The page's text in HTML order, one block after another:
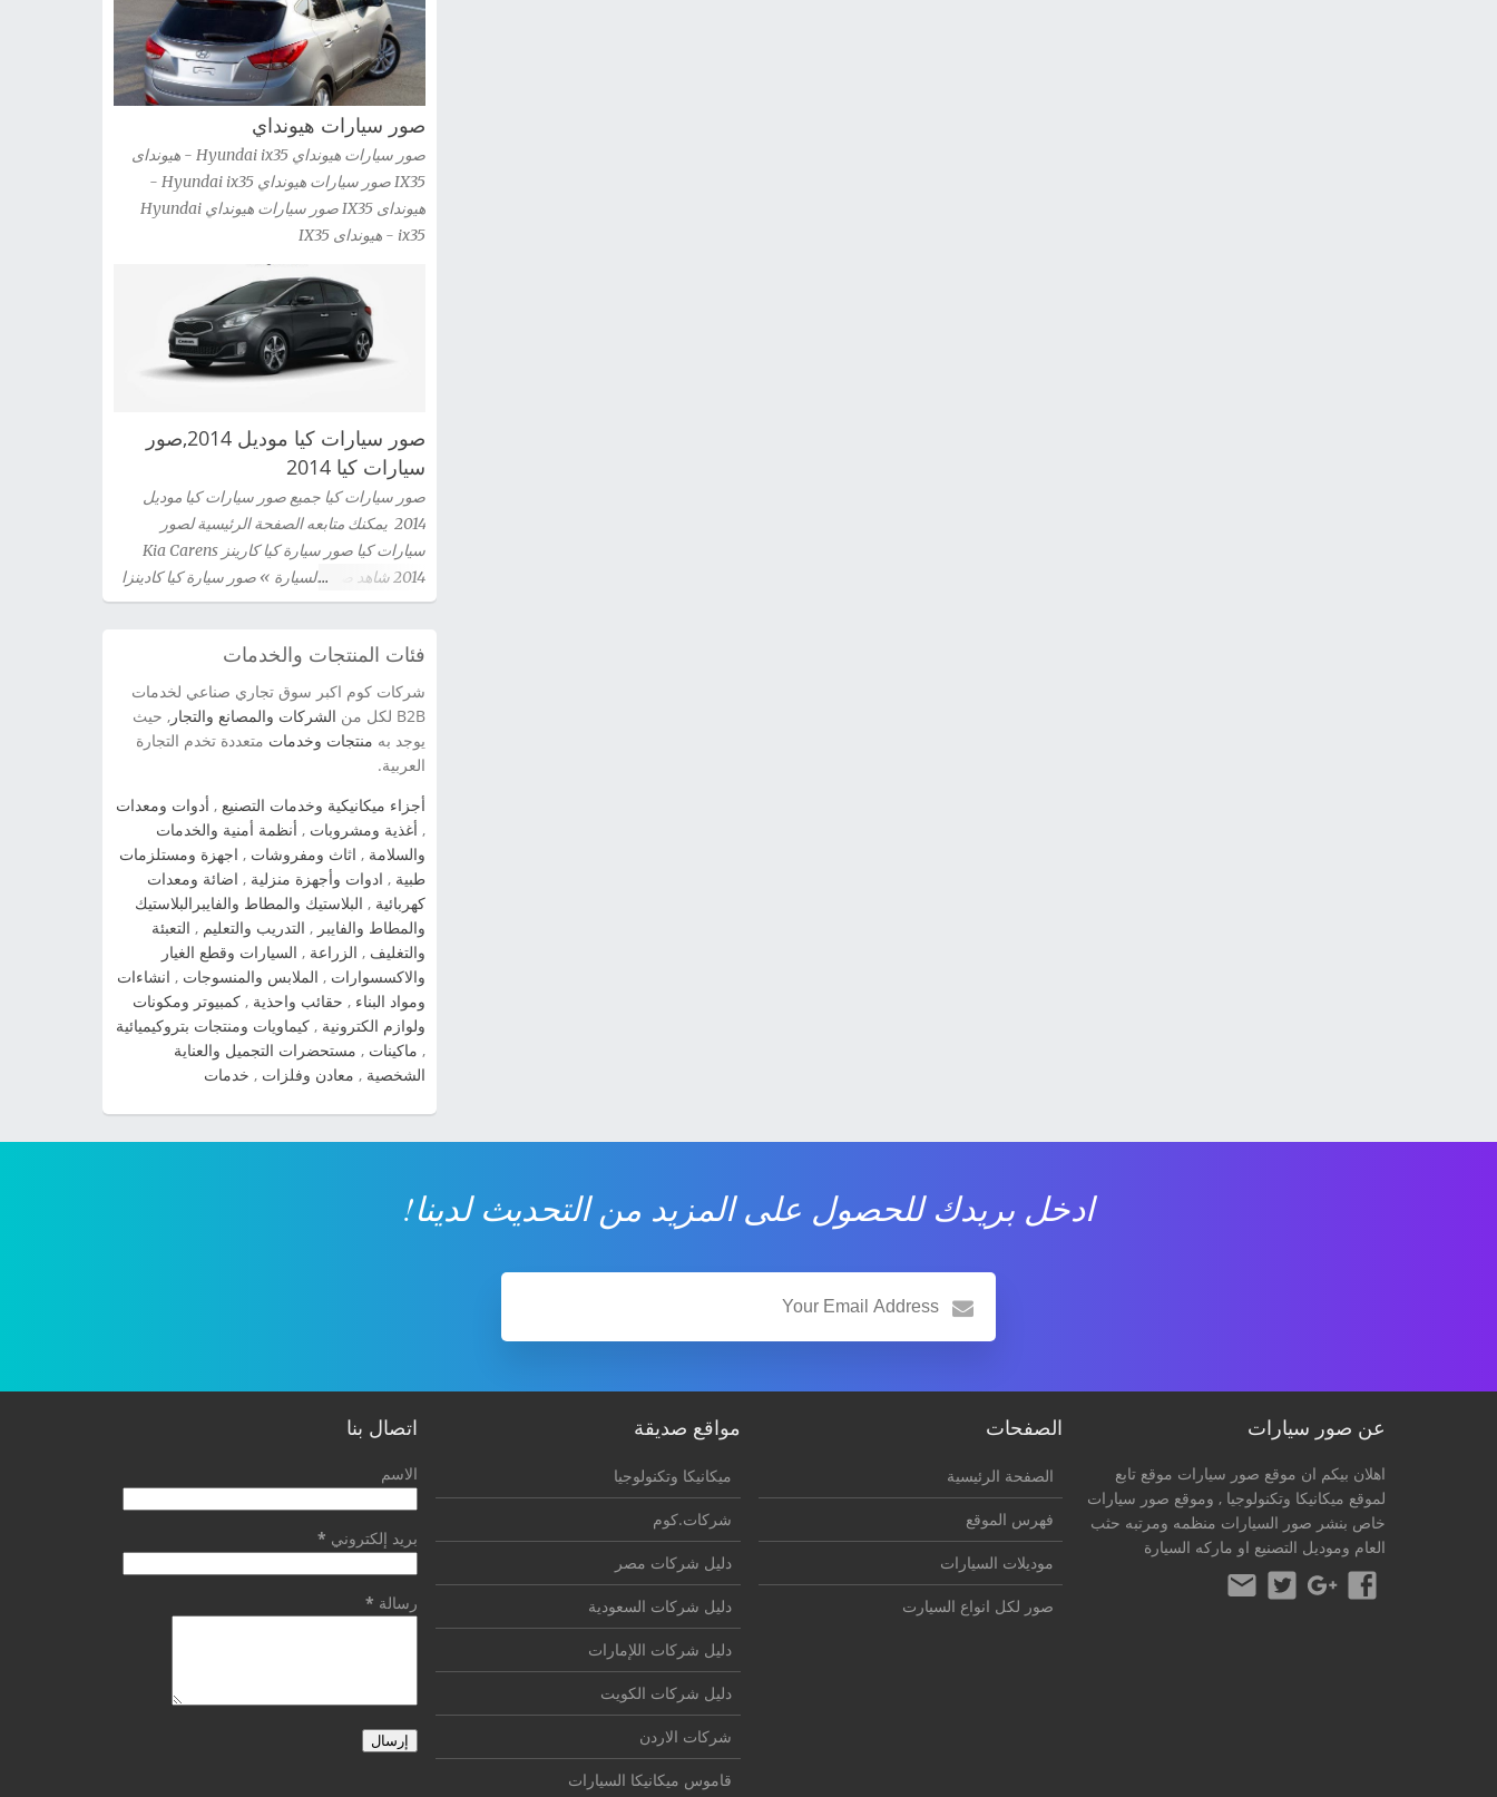
صور سيارات هيونداي
صور سيارات هيونداي Hyundai ix35 - هيونداى
IX35 صور سيارات هيونداي Hyundai ix35 -
هيونداى IX35 صور سيارات هيونداي Hyundai
ix35 - هيونداى IX35
صور سيارات كيا موديل 2014,صور
سيارات كيا 2014
صور سيارات كيا جميع صور سيارات كيا موديل
2014 يمكنك متابعه الصفحة الرئيسية لصور
سيارات كيا صور سيارة كيا كارينز Kia Carens
2014 شاهد صور السيارة » صور سيارة كيا كادينزا
Kia Cadenza 2014 شاهد صور السيارة » صور
شاهد صور السيارة » صور سيارة كيا اوبتيما Kia
Optima 2014 شاهد صور السيارة » سيارة كيا
سورينتو Kia Sorento 2014 شاهد صور السيارة »
cerato شاهد صور السيارة » صور سياراة سبورتاج
2014 شاهد صور السيارة » صور سيارات كيا اوبتيما
2014 شاهد صور السيارة » صور سيارات كيا سول
2014 شاهد صور السيارة » صور سيارات كيا بيكانتو
2014 شاهد صور السيارة » صور سيارات كيا
سيراتو 2014 شاهد صور السيارة » صورة سيارة
كيا ريو 2014 شاهد صور السيارة » صور سيارة كيا
kia cadenza 2014 شاهد صور السيارة » ...
فئات المنتجات والخدمات
شركات كوم اكبر سوق تجاري صناعي لخدمات
B2B لكل من
الشركات والمصانع والتجار , حيث
يوجد به منتجات وخدمات متعددة تخدم التجارة
العربية.
أجزاء ميكانيكية وخدمات التصنيع , أدوات ومعدات
, أغذية ومشروبات , أنظمة أمنية والخدمات
والسلامة , اثاث ومفروشات , اجهزة ومستلزمات
طبية , ادوات وأجهزة منزلية , اضائة ومعدات
كهربائية , البلاستيك والمطاط والفايبرالبلاستيك
والمطاط والفايبر , التدريب والتعليم , التعبئة
والتغليف , الزراعة , السيارات وقطع الغيار
والاكسسوارات , الملابس والمنسوجات , انشاءات
ومواد البناء , حقائب واحذية , كمبيوتر ومكونات
ولوازم الكترونية , كيماويات ومنتجات بتروكيميائية
, ماكينات , مستحضرات التجميل والعناية
الشخصية , معادن وفلزات , خدمات
ادخل بريدك للحصول على المزيد من التحديث لدينا!
عن صور سيارات
اهلان بيكم ان موقع صور سيارات موقع تابع
لموقع ميكانيكا وتكنولوجيا , وموقع صور سيارات
خاص بنشر صور السيارات منظمه ومرتبه حثب
العام وموديل التصنيع او ماركه السيارة
الصفحات
الصفحة الرئيسية
فهرس الموقع
موديلات السيارات
صور لكل انواع السيارت
مواقع صديقة
ميكانيكا وتكنولوجيا
شركات.كوم
دليل شركات مصر
دليل شركات السعودية
دليل شركات اللإمارات
دليل شركات الكويت
شركات الاردن
قاموس ميكانيكا السيارات
اتصال بنا
الاسم
بريد إلكتروني *
رسالة *